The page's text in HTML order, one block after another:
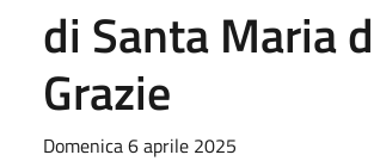
di Santa Maria
Grazie
Domenica 6 aprile 2025